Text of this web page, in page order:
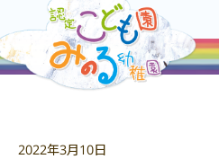
2022年3月10日